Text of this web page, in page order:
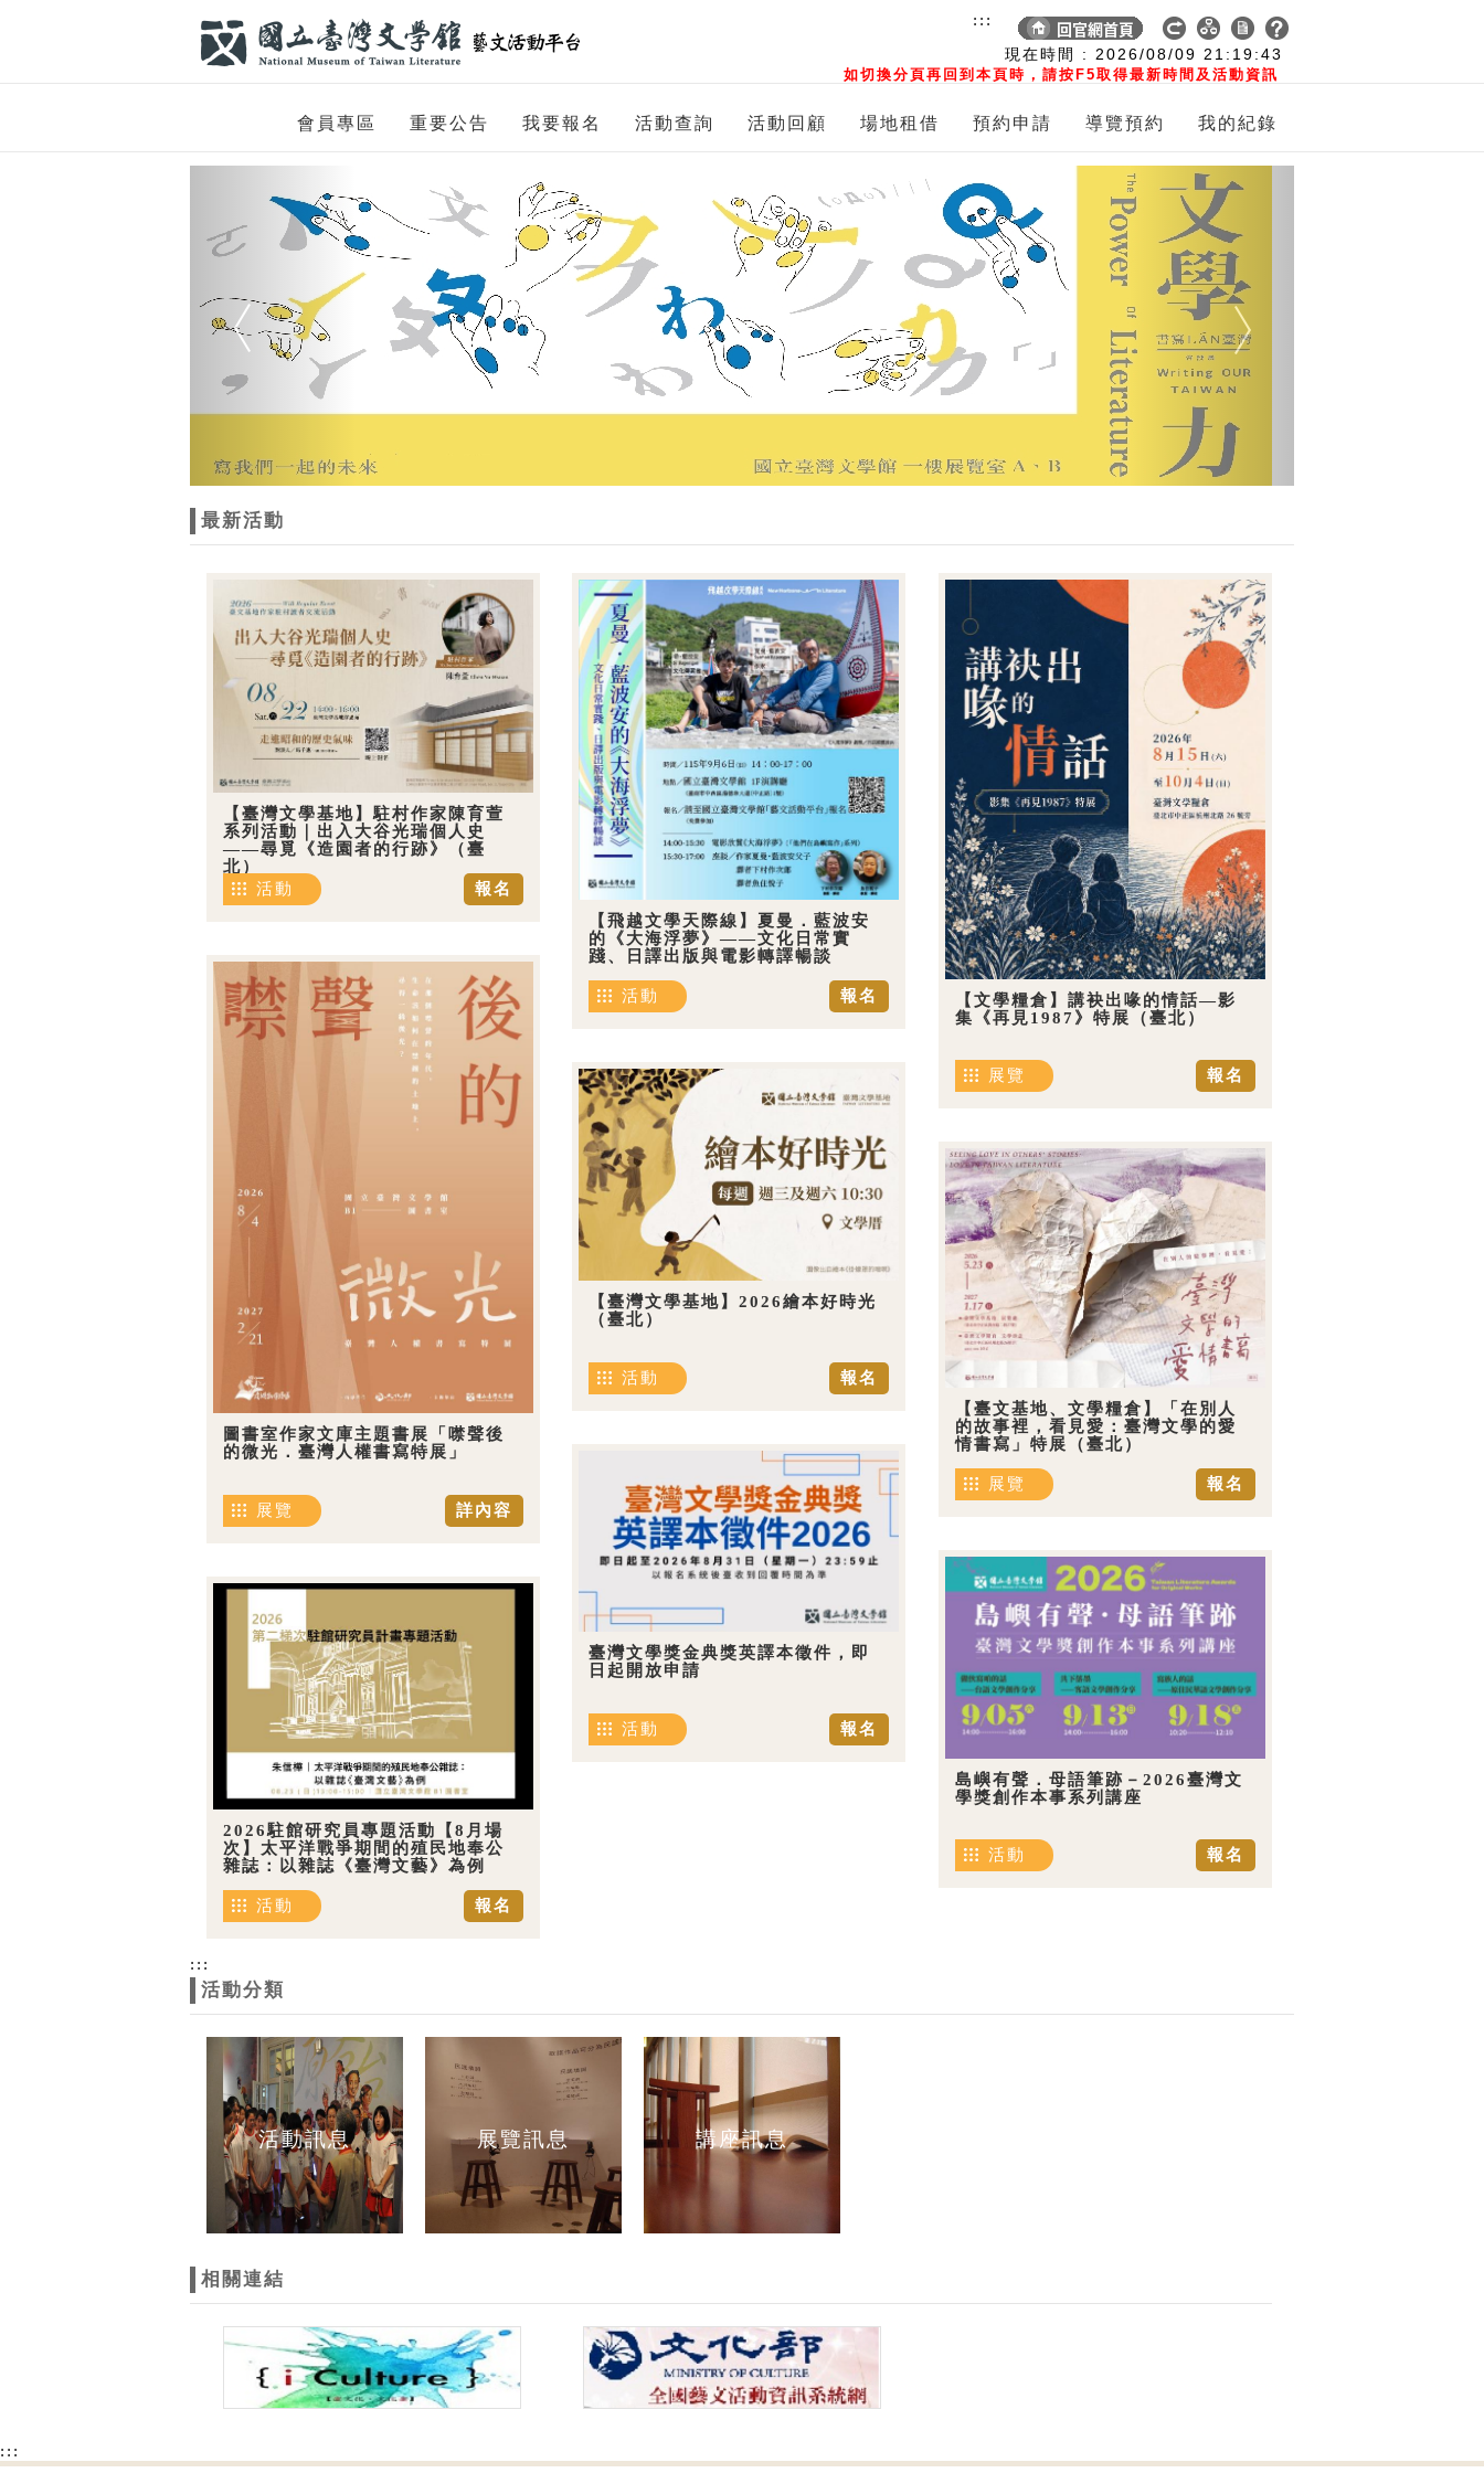
現在時間 : 2026/08/09 21:19:44
如切換分頁再回到本頁時，請按F5取得最新時間及活動資訊
:::
會員專區 重要公告 我要報名 活動查詢 活動回顧 場地租借 預約申請 導覽預約 我的紀錄
Next
最新活動
【臺灣文學基地】駐村作家陳育萱
系列活動｜出入大谷光瑞個人史
——尋覓《造園者的行跡》（臺
北）
報名
活動
【飛越文學天際線】夏曼．藍波安
的《大海浮夢》——文化日常實
踐、日譯出版與電影轉譯暢談
報名
活動
【文學糧倉】講袂出喙的情話—影
集《再見1987》特展（臺北）
報名
展覽
圖書室作家文庫主題書展「噤聲後
的微光．臺灣人權書寫特展」
詳內容
展覽
【臺灣文學基地】2026繪本好時光
（臺北）
報名
活動
【臺文基地、文學糧倉】「在別人
的故事裡，看見愛：臺灣文學的愛
情書寫」特展（臺北）
報名
展覽
臺灣文學獎金典獎英譯本徵件，即
日起開放申請
報名
活動
島嶼有聲．母語筆跡－2026臺灣文
學獎創作本事系列講座
報名
活動
2026駐館研究員專題活動【8月場
次】太平洋戰爭期間的殖民地奉公
雜誌：以雜誌《臺灣文藝》為例
報名
活動
:::
活動分類
活動訊息 展覽訊息 講座訊息
相關連結
:::